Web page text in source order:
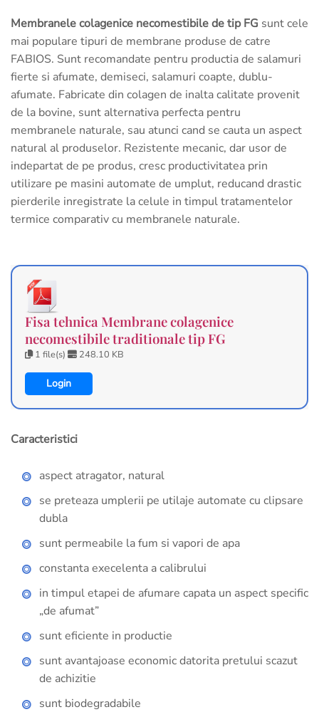
Membranele colagenice necomestibile de tip FG sunt cele
mai populare tipuri de membrane produse de catre
FABIOS. Sunt recomandate pentru productia de salamuri
fierte si afumate, demiseci, salamuri coapte, dublu-
afumate. Fabricate din colagen de inalta calitate provenit
de la bovine, sunt alternativa perfecta pentru
membranele naturale, sau atunci cand se cauta un aspect
natural al produselor. Rezistente mecanic, dar usor de
indepartat de pe produs, cresc productivitatea prin
utilizare pe masini automate de umplut, reducand drastic
pierderile inregistrate la celule in timpul tratamentelor
termice comparativ cu membranele naturale.
Fisa tehnica Membrane colagenice
necomestibile traditionale tip FG
1 file(s) 248.10 KB
Login
Caracteristici
aspect atragator, natural
se preteaza umplerii pe utilaje automate cu clipsare
dubla
sunt permeabile la fum si vapori de apa
constanta execelenta a calibrului
in timpul etapei de afumare capata un aspect specific
„de afumat”
sunt eficiente in productie
sunt avantajoase economic datorita pretului scazut
de achizitie
sunt biodegradabile